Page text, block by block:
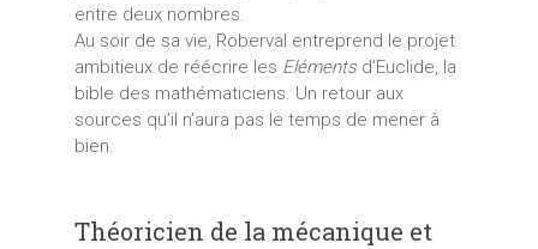
entre deux nombres.
Au soir de sa vie, Roberval entreprend le projet
ambitieux de réécrire les Elémentsd’Euclide, la
bible des mathématiciens. Un retour aux
sources qu’il n’aura pas le temps de mener à
bien.
Théoricien de la mécanique et